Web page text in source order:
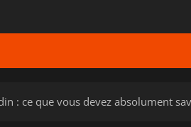
: ce que vous devez absolument